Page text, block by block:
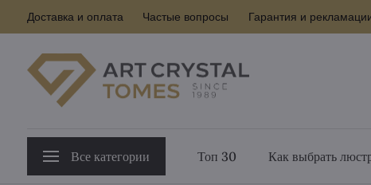
Доставка и оплата Частые вопросы Гарантия и
Все категории Топ 30 Как выбрать